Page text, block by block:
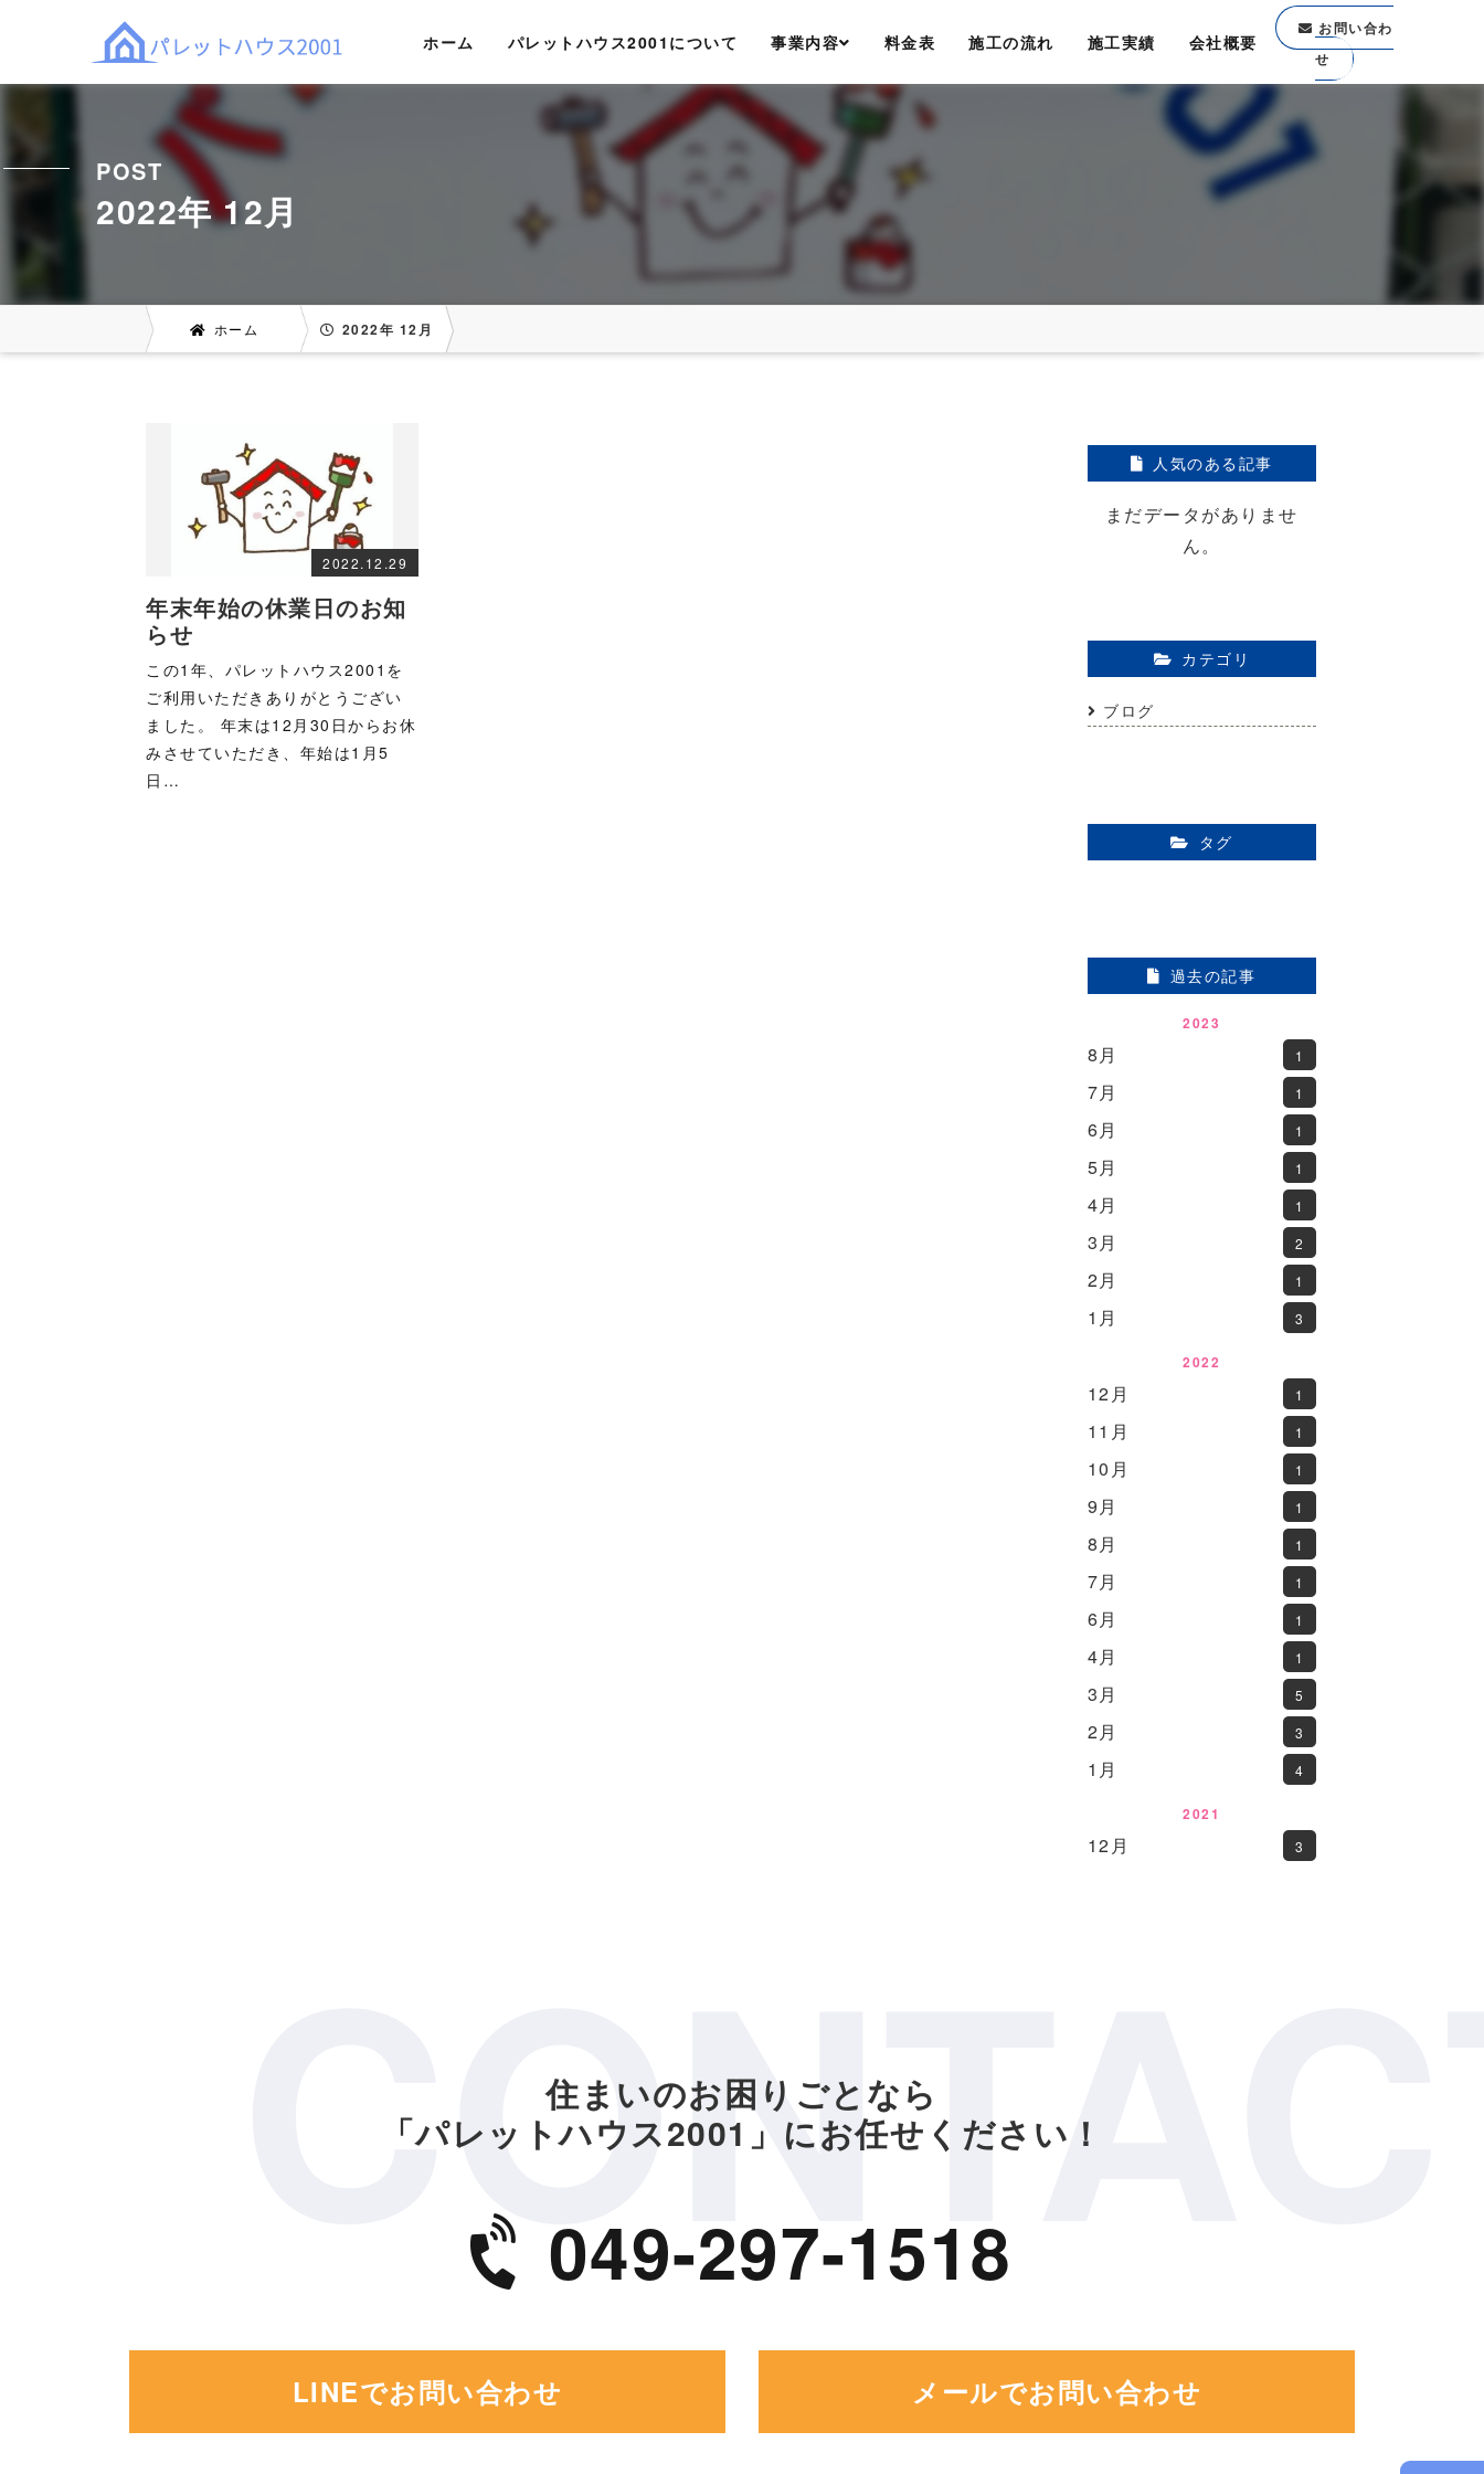
ホーム パレットハウス2001について 事業内容 料金表 施工の流れ 施工実績 会社概要
お問い合わ
せ
2022年 12月
POST
ホーム 2022年 12月
2022.12.29
年末年始の休業日のお知
らせ
この1年、パレットハウス2001を
ご利用いただきありがとうござい
ました。 年末は12月30日からお休
みさせていただき、年始は1月5
日…
人気のある記事
まだデータがありませ
ん。
カテゴリ
ブログ
タグ
過去の記事
2023
8月 1
7月 1
6月 1
5月 1
4月 1
3月 2
2月 1
1月 3
2022
12月 1
11月 1
10月 1
9月 1
8月 1
7月 1
6月 1
4月 1
3月 5
2月 3
1月 4
2021
12月 3
住まいのお困りごとなら
「パレットハウス2001」 にお任せください！
049-297-1518
LINEでお問い合わせ メールでお問い合わせ